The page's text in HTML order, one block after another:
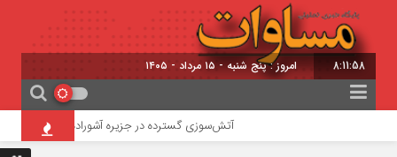
8:11:59 امروز : پنج شنبه - ۱۵ مرداد - ۱۴۰۵
آتش‌سوزی گسترده در جزیره آشوراده / امدادرسانی